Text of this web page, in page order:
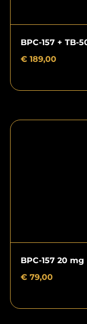
BPC-157 + TB-
€ 189,00
BPC-157 20 mg
€ 79,00